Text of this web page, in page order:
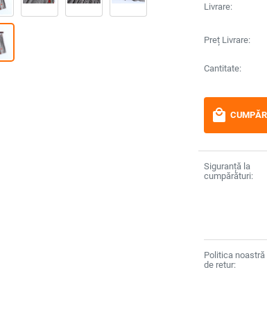
Livrare:
Preț Livrare:
Cantitate:
local_mall
Siguranță la
cumpărături:
Politica noastră
de retur: